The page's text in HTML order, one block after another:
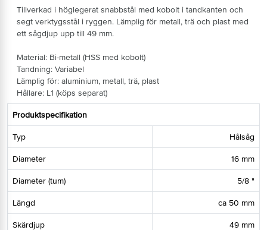
Tillverkad i höglegerat snabbstål med kobolt i tandkanten och
segt verktygsstål i ryggen. Lämplig för metall, trä och plast med
ett sågdjup upp till 49 mm.
Material: Bi-metall (HSS med kobolt)
Tandning: Variabel
Lämplig för: aluminium, metall, trä, plast
Hållare: L1 (köps separat)
Produktspecifikation
Typ Hålsåg
Diameter 16 mm
Diameter (tum) 5/8 "
Längd ca 50 mm
Skärdjup 49 mm